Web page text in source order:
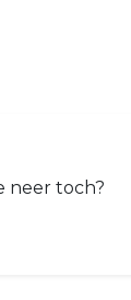
neer toch?